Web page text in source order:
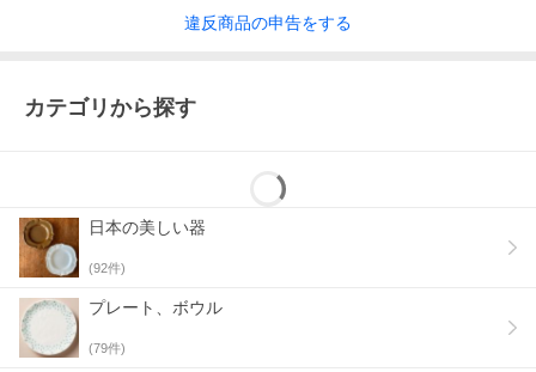
違反商品の申告をする
カテゴリから探す
日本の美しい器
(92件)
プレート、ボウル
(79件)